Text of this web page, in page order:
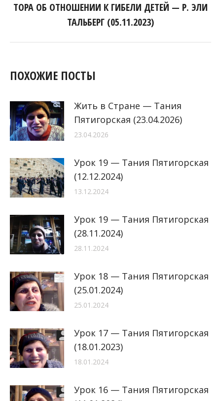
Следующая
запись:
ТОРА ОБ ОТНОШЕНИИ К ГИБЕЛИ ДЕТЕЙ — Р. ЭЛИ
ТАЛЬБЕРГ (05.11.2023)
ПОХОЖИЕ ПОСТЫ
Жить в Стране — Тания
Пятигорская (23.04.2026)
23.04.2026
Урок 19 — Тания Пятигорская
(12.12.2024)
13.12.2024
Урок 19 — Тания Пятигорская
(28.11.2024)
28.11.2024
Урок 18 — Тания Пятигорская
(25.01.2024)
25.01.2024
Урок 17 — Тания Пятигорская
(18.01.2023)
18.01.2024
Урок 16 — Тания Пятигорская